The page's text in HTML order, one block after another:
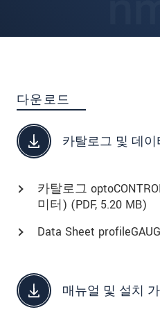
다운로드
카탈로그 및 데이
카탈로그
미터) (PDF, 5.20 MB)
Data Sheet
매뉴얼 및 설치